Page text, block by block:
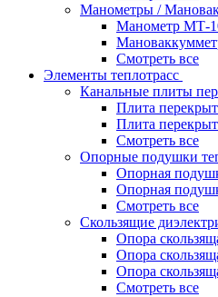
Манометры /
Манометр МТ-
Смотреть все
Элементы теплотрасс
Канальные плиты
Плита
Плита
Смотреть все
Опорные подушки
Опорная
Опорная
Смотреть все
Скользящие
Опора
Опора
Опора
Смотреть все